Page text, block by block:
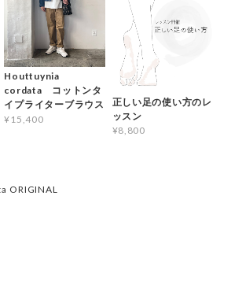
Houttuynia
cordata コットンタ
イプライターブラウス
¥15,400
正しい足の使い方のレ
ッスン
¥8,800
ORIGINAL